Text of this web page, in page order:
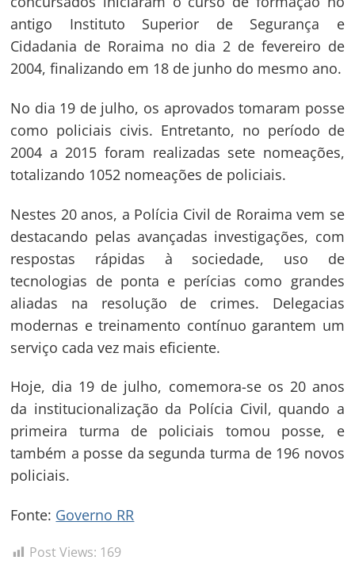
antigo Instituto Superior de Segurança e
Cidadania de Roraima no dia 2 de fevereiro de
2004, finalizando em 18 de junho do mesmo ano.
No dia 19 de julho, os aprovados tomaram posse
como policiais civis. Entretanto, no período de
2004 a 2015 foram realizadas sete nomeações,
totalizando 1052 nomeações de policiais.
Nestes 20 anos, a Polícia Civil de Roraima vem se
destacando pelas avançadas investigações, com
respostas rápidas à sociedade, uso de
tecnologias de ponta e perícias como grandes
aliadas na resolução de crimes. Delegacias
modernas e treinamento contínuo garantem um
serviço cada vez mais eficiente.
Hoje, dia 19 de julho, comemora-se os 20 anos
da institucionalização da Polícia Civil, quando a
primeira turma de policiais tomou posse, e
também a posse da segunda turma de 196 novos
policiais.
Fonte: Governo RR
Post Views: 169